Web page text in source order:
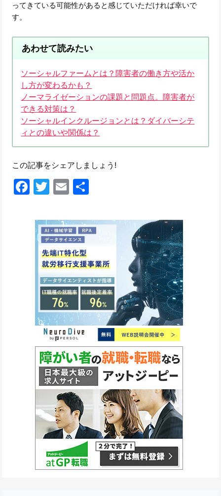
ってきている可能性があると感じていただければ幸いで
す。
あわせて読みたい
ソーシャルファームとは？障害者の働き方や活か
し方が変わるかも？
ノーマライゼーションの課題と問題点。障害者が
できる対策は？
ソーシャルインクルージョンとは？ダイバーシテ
ィとの違いや関係は？
この記事をシェアしましょう!
Facebook
Twitter
Email